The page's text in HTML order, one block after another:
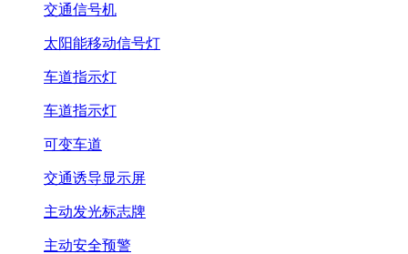
交通信号机
太阳能移动信号灯
车道指示灯
车道指示灯
可变车道
交通诱导显示屏
主动发光标志牌
主动安全预警